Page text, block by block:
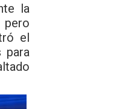
la
pero
el
para